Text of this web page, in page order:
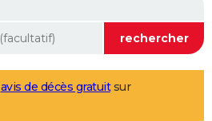
avis de décès gratuitsur